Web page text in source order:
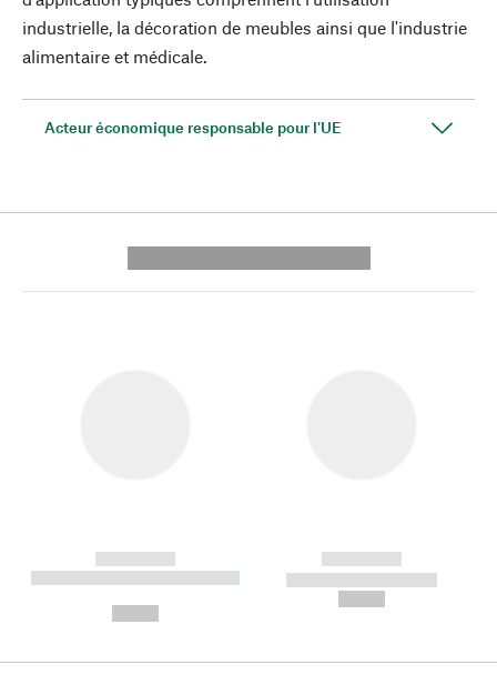
industrielle, la décoration de meubles ainsi que l'industrie
alimentaire et médicale.
Acteur économique responsable pour l'UE
------------
----------- ----------- --------
------------
----------- -----------